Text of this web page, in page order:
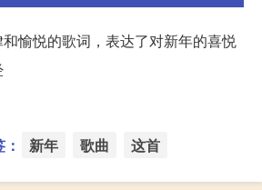
愉悦的歌词，表达了对新年的喜悦
新年 歌曲 这首